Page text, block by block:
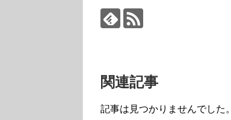
関連記事
記事は見つかりませんでした。